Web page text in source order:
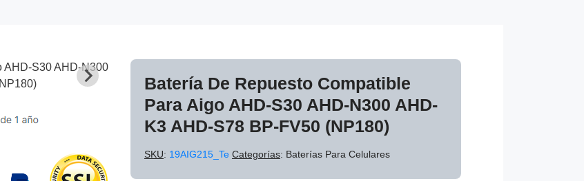
Batería De Repuesto Compatible
Para Aigo AHD-S30 AHD-N300 AHD-
K3 AHD-S78 BP-FV50 (NP180)
SKU: 19AIG215_Te Categorías: Baterías Para Celulares